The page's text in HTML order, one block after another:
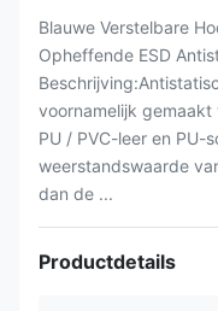
Blauwe Verstelbare
Opheffende ESD
voornamelijk
PU / PVC-leer en PU-
weerstandswaarde
dan de ...
Productdetails